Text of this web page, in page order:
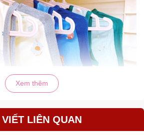
Xem thêm
LIÊN QUAN